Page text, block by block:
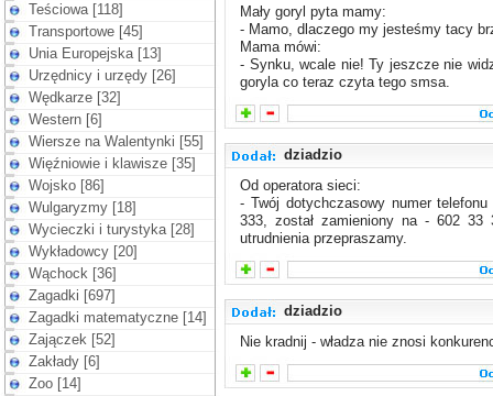
Teściowa [118]
Transportowe [45]
Unia Europejska [13]
Urzędnicy i urzędy [26]
Wędkarze [32]
Western [6]
Wiersze na Walentynki [55]
Więźniowie i klawisze [35]
Wojsko [86]
Wulgaryzmy [18]
Wycieczki i turystyka [28]
Wykładowcy [20]
Wąchock [36]
Zagadki [697]
Zagadki matematyczne [14]
Zajączek [52]
Zakłady [6]
Zoo [14]
Mały goryl pyta mamy:
- Mamo, dlaczego my jesteśmy tacy
Mama mówi:
- Synku, wcale nie! Ty jeszcze nie
goryla co teraz czyta tego smsa.
dziadzio
Od operatora sieci:
- Twój dotychczasowy numer
333, został zamieniony na - 602 33
utrudnienia przepraszamy.
dziadzio
Nie kradnij - władza nie znosi